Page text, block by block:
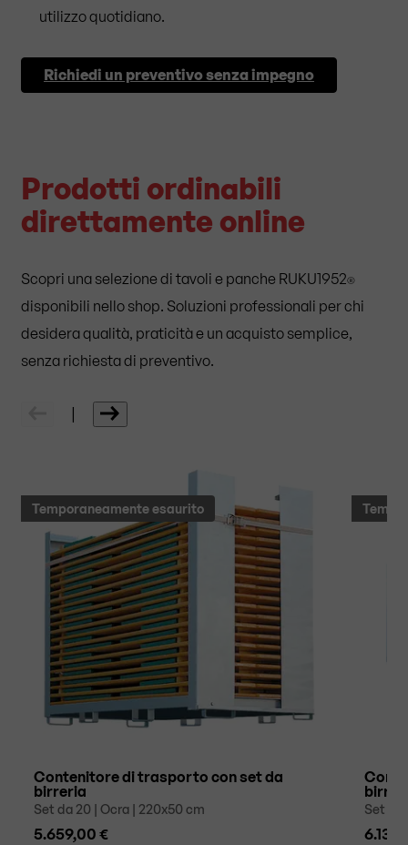
utilizzo quotidiano.
Richiedi un preventivo senza impegno
Prodotti ordinabili
direttamente online
Scopri una selezione di tavoli e panche RUKU1952®
disponibili nello shop. Soluzioni professionali per chi
desidera qualità, praticità e un acquisto semplice,
senza richiesta di preventivo.
|
Temporaneamente esaurito
Contenitore di trasporto con set da
birreria
Set da 20 | Ocra | 220x50 cm
5.659,00 €
Set da